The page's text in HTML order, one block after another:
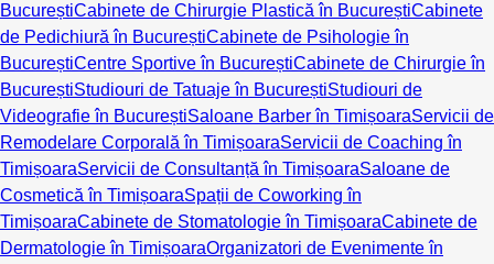
BucureștiCabinete de Chirurgie Plastică în BucureștiCabinete
de Pedichiură în BucureștiCabinete de Psihologie în
BucureștiCentre Sportive în BucureștiCabinete de Chirurgie în
BucureștiStudiouri de Tatuaje în BucureștiStudiouri de
Videografie în BucureștiSaloane Barber în TimișoaraServicii de
Remodelare Corporală în TimișoaraServicii de Coaching în
TimișoaraServicii de Consultanță în TimișoaraSaloane de
Cosmetică în TimișoaraSpații de Coworking în
TimișoaraCabinete de Stomatologie în TimișoaraCabinete de
Dermatologie în TimișoaraOrganizatori de Evenimente în